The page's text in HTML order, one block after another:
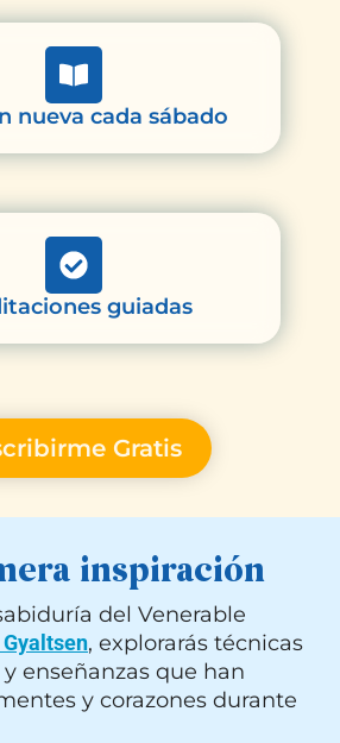
nueva cada sábado
guiadas
Gratis
inspiración
del Venerable
, explorarás técnicas
enseñanzas que han
y corazones durante